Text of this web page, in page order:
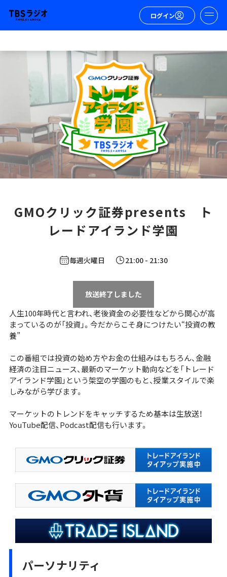
ログイン
GMOクリック証券presents ト
レードアイランド学園
毎週火曜日 21:00 - 21:30
放送終了しました
人生100年時代と言われ、老後資金の必要性などから関心が高
まっているのが「投資」。今だからこそ身につけたい“投資の教
養”
この番組では投資の始め方やお金の仕組みはもちろん、金融
経済の注目ニュース、最新のマーケット動向などを「トレード
アイランド学園」という架空の学園のもと、授業スタイルで楽
しみながら学びます。
マーケットのトレンドをキャッチするため基本は生放送！
YouTube配信、Podcast配信も行います。
パーソナリティ